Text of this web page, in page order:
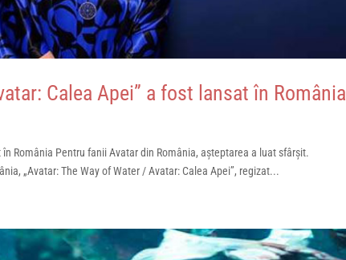
Calea Apei” a fost lansat în România
România Pentru fanii Avatar din România, așteptarea a luat sfârșit.
„Avatar: The Way of Water / Avatar: Calea Apei”, regizat...